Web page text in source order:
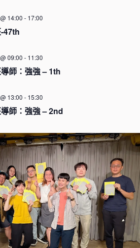
47th
14:00 - 17:00
師：強強 – 1th
09:00 - 11:30
師：強強 – 2nd
13:00 - 15:30